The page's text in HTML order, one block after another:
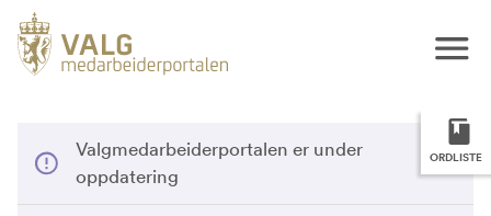
ORDLISTE
Valgmedarbeiderportalen er under
oppdatering